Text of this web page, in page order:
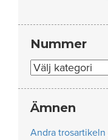
Nummer
Nummer
Ämnen
Andra trosartikeln